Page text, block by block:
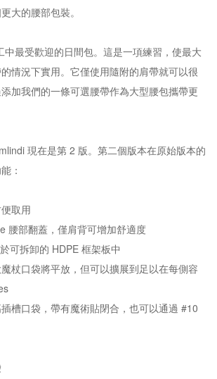
大的腰部包裝。
中最受歡迎的日間包。這是一項練習，使最大
情況下實用。它僅使用隨附的肩帶就可以很
加我們的一條可選腰帶作為大型腰包攜帶更
現在是第 2 版。第二個版本在原始版本的
：
取用
腰部翻蓋，僅肩背可增加舒適度
可拆卸的 HDPE 框架板中
杖口袋將平放，但可以擴展到足以在每側容
槽口袋，帶有魔術貼閉合，也可以通過 #10